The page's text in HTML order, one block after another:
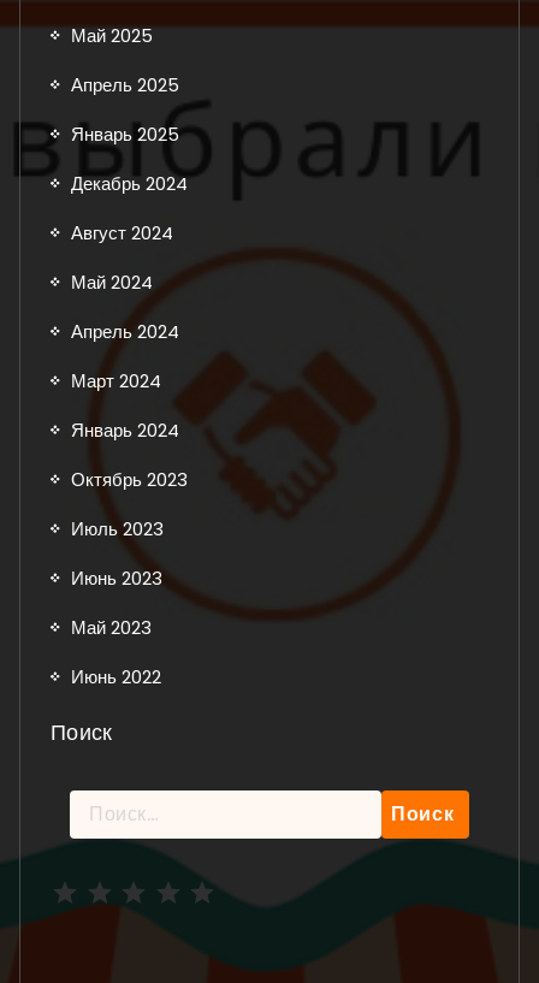
Май 2025
Апрель 2025
Январь 2025
Декабрь 2024
Август 2024
Май 2024
Апрель 2024
Март 2024
Январь 2024
Октябрь 2023
Июль 2023
Июнь 2023
Май 2023
Июнь 2022
Поиск
Найти: